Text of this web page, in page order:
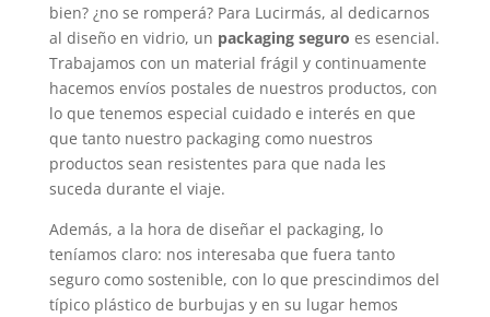
bien? ¿no se romperá? Para Lucirmás, al dedicarnos
al diseño en vidrio, un packaging seguro es esencial.
Trabajamos con un material frágil y continuamente
hacemos envíos postales de nuestros productos, con
lo que tenemos especial cuidado e interés en que
que tanto nuestro packaging como nuestros
productos sean resistentes para que nada les
suceda durante el viaje.
Además, a la hora de diseñar el packaging, lo
teníamos claro: nos interesaba que fuera tanto
seguro como sostenible, con lo que prescindimos del
típico plástico de burbujas y en su lugar hemos